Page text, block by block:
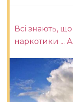
Всі знають, що
наркотики ...